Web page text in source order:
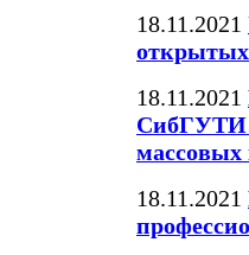
18.11.2021
открытых
18.11.2021
СибГУТИ
18.11.2021